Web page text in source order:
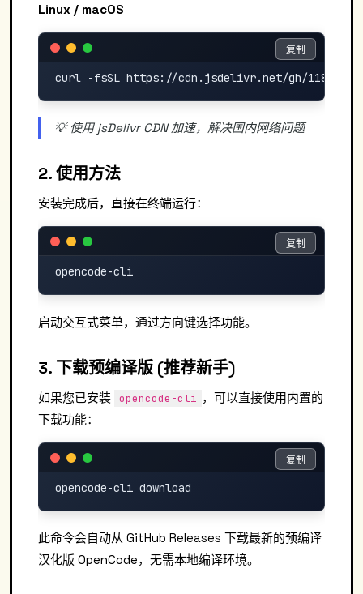
Linux / macOS
复制
复制
💡 使用 jsDelivr CDN 加速，解决国内网络问题
2. 使用方法
安装完成后，直接在终端运行：
复制
复制
启动交互式菜单，通过方向键选择功能。
3. 下载预编译版 (推荐新手)
如果您已安装 opencode-cli ，可以直接使用内置的
下载功能：
复制
复制
此命令会自动从 GitHub Releases 下载最新的预编译
汉化版 OpenCode，无需本地编译环境。